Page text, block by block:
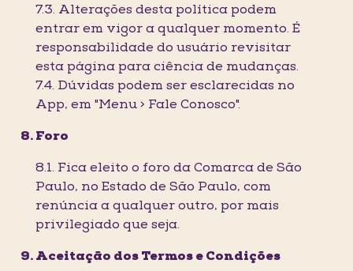
7.3. Alterações desta política podem
entrar em vigor a qualquer momento. É
responsabilidade do usuário revisitar
esta página para ciência de mudanças.
7.4. Dúvidas podem ser esclarecidas no
App, em "Menu > Fale Conosco".
Foro
8.1. Fica eleito o foro da Comarca de São
Paulo, no Estado de São Paulo, com
renúncia a qualquer outro, por mais
privilegiado que seja.
Aceitação dos Termos e Condições